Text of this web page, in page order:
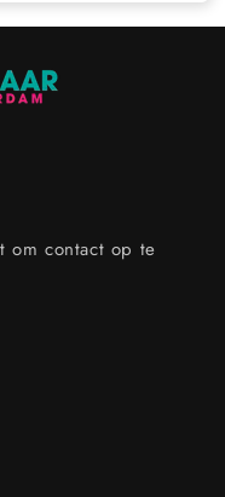
om contact op te